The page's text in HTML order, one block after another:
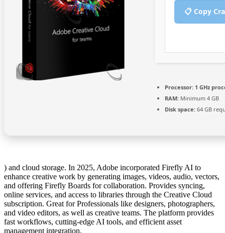
📋 Copy
Processor: 1 GHz
RAM: Minimum 4 GB
Disk space: 64 GB
) and cloud storage. In 2025, Adobe incorporated Firefly AI to
enhance creative work by generating images, videos, audio, vectors,
and offering Firefly Boards for collaboration. Provides syncing,
online services, and access to libraries through the Creative Cloud
subscription. Great for Professionals like designers, photographers,
and video editors, as well as creative teams. The platform provides
fast workflows, cutting-edge AI tools, and efficient asset
management integration.